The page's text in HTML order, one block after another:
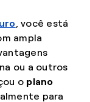
, você está
ampla
ou a outros
o plano
para